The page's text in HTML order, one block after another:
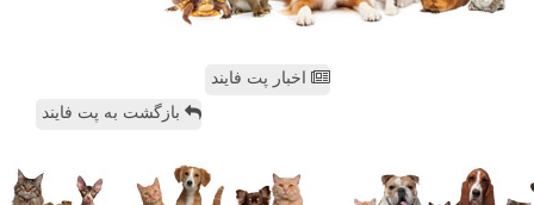
اخبار پت فایند
بازگشت به پت فایند